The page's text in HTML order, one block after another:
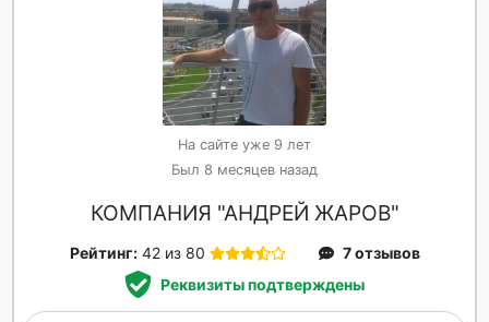
На сайте уже 9 лет
Был 8 месяцев назад
КОМПАНИЯ "АНДРЕЙ ЖАРОВ"
Рейтинг: 42 из 80
7 отзывов
Реквизиты подтверждены